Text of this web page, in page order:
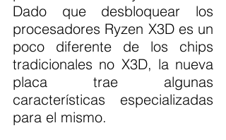
Dado que desbloquear los
procesadores Ryzen X3D es un
poco diferente de los chips
tradicionales no X3D, la nueva
placa trae algunas
características especializadas
para el mismo.